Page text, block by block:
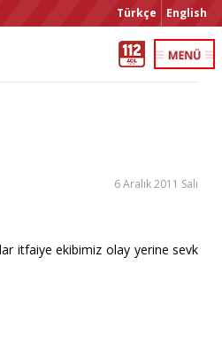
Türkçe English
6 Aralık 2011 Salı
itfaiye ekibimiz olay yerine sevk